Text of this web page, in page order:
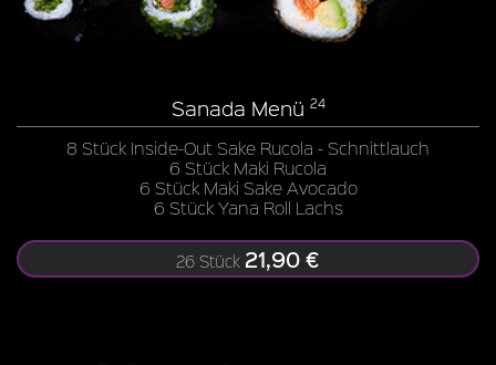
Sanada Menü 24
8 Stück Inside-Out Sake Rucola - Schnittlauch
6 Stück Maki Rucola
6 Stück Maki Sake Avocado
6 Stück Yana Roll Lachs
26 Stück 21,90 €